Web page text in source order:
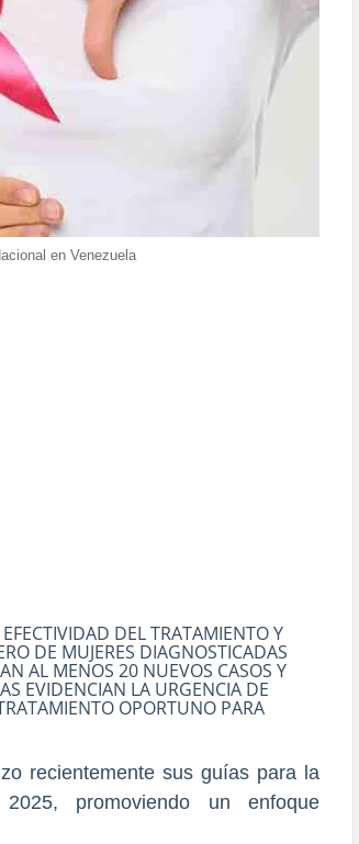
en Venezuela
DEL TRATAMIENTO Y
DE MUJERES DIAGNOSTICADAS
AL MENOS 20 NUEVOS CASOS Y
EVIDENCIAN LA URGENCIA DE
OPORTUNO PARA
recientemente sus guías para la
promoviendo un enfoque